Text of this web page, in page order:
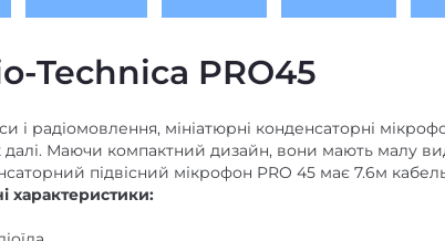
Technica PRO45
і радіомовлення, мініатюрні конденсаторні
далі. Маючи компактний дизайн, вони мають малу
підвісний мікрофон PRO 45 має 7.6м
характеристики: